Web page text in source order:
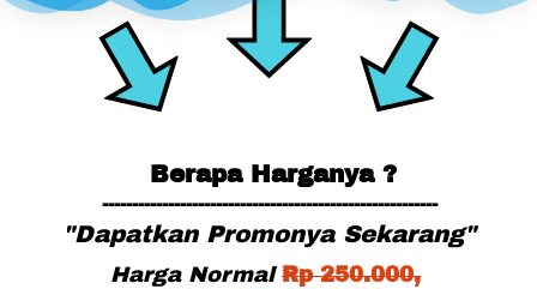
Berapa Harganya ?
--------------------------------------------------------
"Dapatkan Promonya Sekarang"
Harga Normal Rp 250.000,